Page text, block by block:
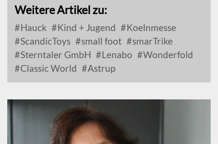
Weitere Artikel zu:
Hauck Kind + Jugend
Koelnmesse
ScandicToys
small foot
smarTrike
Sterntaler GmbH
Lenabo
Wonderfold
Classic World
Astrup